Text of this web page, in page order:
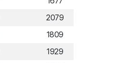
2079
1809
1929